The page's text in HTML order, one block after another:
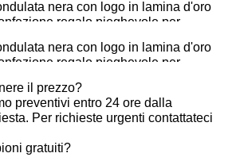
il prezzo?
preventivi entro 24 ore dalla
Per richieste urgenti contattateci
gratuiti?